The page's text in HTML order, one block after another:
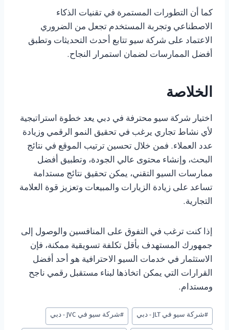
كما أن التطورات المستمرة في تقنيات الذكاء
الاصطناعي وتجربة المستخدم تجعل من الضروري
الاعتماد على شركة سيو تتابع أحدث التحديثات وتطبق
أفضل الممارسات لضمان استمرار النجاح.
الخلاصة
اختيار شركة سيو محترفة في دبي يعد خطوة استراتيجية
لأي نشاط تجاري يرغب في تحقيق النمو الرقمي وزيادة
عدد العملاء. فمن خلال تحسين ترتيب الموقع في نتائج
البحث، وإنشاء محتوى عالي الجودة، وتطبيق أفضل
ممارسات السيو التقني، يمكن تحقيق نتائج مستدامة
تساعد على زيادة الزيارات والمبيعات وتعزيز قوة العلامة
التجارية.
إذا كنت ترغب في التفوق على المنافسين والوصول إلى
جمهورك المستهدف بأقل تكلفة تسويقية ممكنة، فإن
الاستثمار في خدمات السيو الاحترافية هو أحد أفضل
القرارات التي يمكن اتخاذها لبناء مستقبل رقمي ناجح
ومستدام.
وسوم
المقال:
#شركة سيو في JLT - دبي #شركة سيو في JVC - دبي